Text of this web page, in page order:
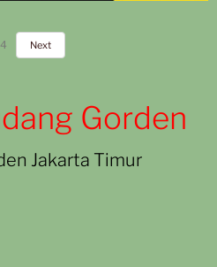
Next
Gorden
Jakarta Timur